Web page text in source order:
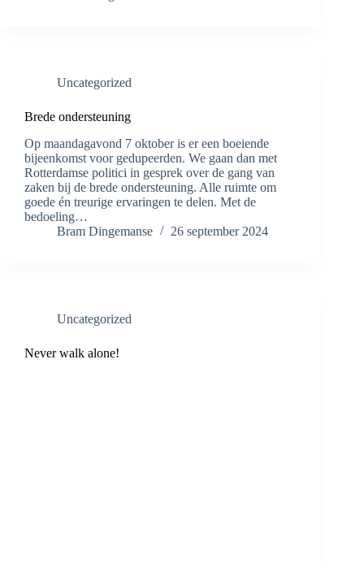
Uncategorized
Brede ondersteuning
Op maandagavond 7 oktober is er een boeiende
bijeenkomst voor gedupeerden. We gaan dan met
Rotterdamse politici in gesprek over de gang van
zaken bij de brede ondersteuning. Alle ruimte om
goede én treurige ervaringen te delen. Met de
bedoeling…
Bram Dingemanse
26 september 2024
Uncategorized
Never walk alone!